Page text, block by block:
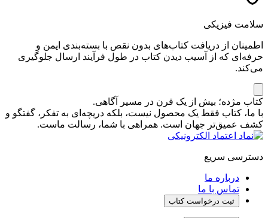
سلامت فیزیکی
اطمینان از دریافت کتاب‌های بدون نقص با بسته‌بندی ایمن و
حرفه‌ای که از آسیب دیدن کتاب در طول فرآیند ارسال جلوگیری
می‌کند.
کتاب مژده؛ بیش از یک قرن در مسیر آگاهی.
با ما، کتاب فقط یک محصول نیست، بلکه دریچه‌ای به تفکر، گفتگو و
کشف عمیق‌تر جهان است. همراهی با شما، رسالت ماست.
دسترسی سریع
درباره ما
تماس با ما
ثبت درخواست کتاب